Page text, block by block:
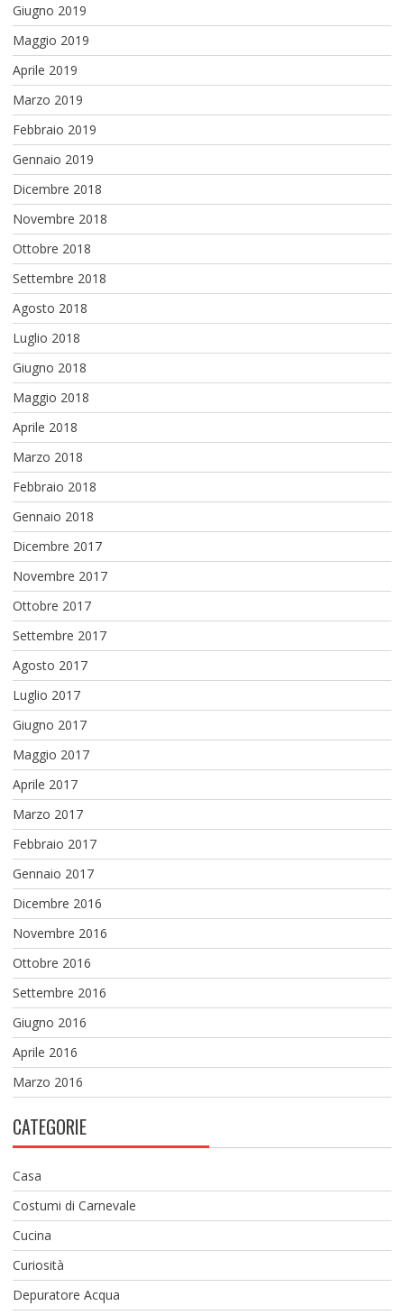
Giugno 2019
Maggio 2019
Aprile 2019
Marzo 2019
Febbraio 2019
Gennaio 2019
Dicembre 2018
Novembre 2018
Ottobre 2018
Settembre 2018
Agosto 2018
Luglio 2018
Giugno 2018
Maggio 2018
Aprile 2018
Marzo 2018
Febbraio 2018
Gennaio 2018
Dicembre 2017
Novembre 2017
Ottobre 2017
Settembre 2017
Agosto 2017
Luglio 2017
Giugno 2017
Maggio 2017
Aprile 2017
Marzo 2017
Febbraio 2017
Gennaio 2017
Dicembre 2016
Novembre 2016
Ottobre 2016
Settembre 2016
Giugno 2016
Aprile 2016
Marzo 2016
CATEGORIE
Casa
Costumi di Carnevale
Cucina
Curiosità
Depuratore Acqua